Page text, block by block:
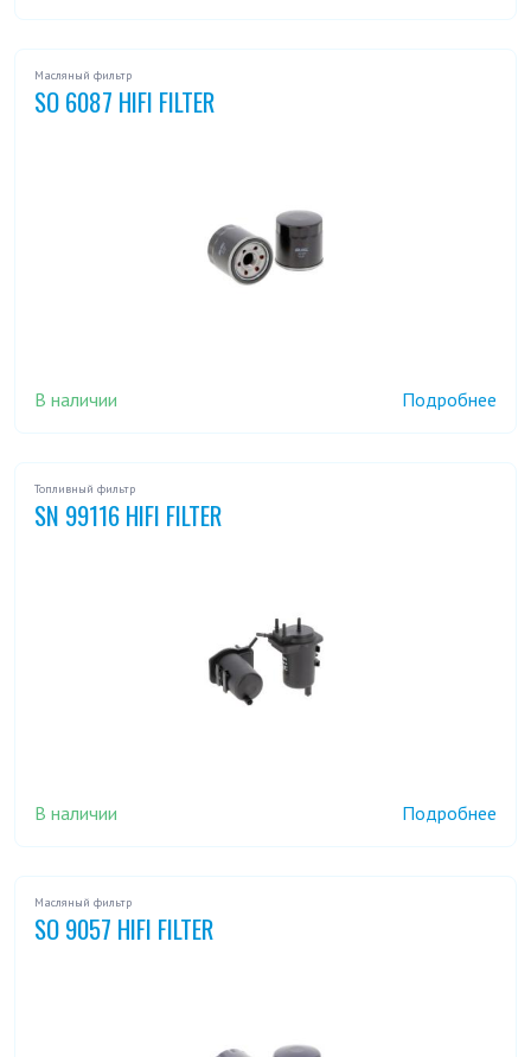
Масляный фильтр
SO 6087 HIFI FILTER
В наличии Подробнее
Топливный фильтр
SN 99116 HIFI FILTER
В наличии Подробнее
Масляный фильтр
SO 9057 HIFI FILTER